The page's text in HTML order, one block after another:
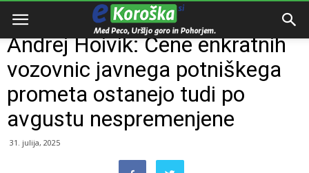
Domov
Andrej Hoivik: Cene enkratnih
vozovnic javnega potniškega
prometa ostanejo tudi po
avgustu nespremenjene
31. julija, 2025